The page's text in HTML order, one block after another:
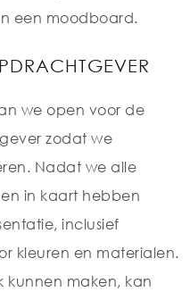
een moodboard.
we open voor de
zodat we
Nadat we alle
in kaart hebben
inclusief
kleuren en materialen.
kunnen maken, kan